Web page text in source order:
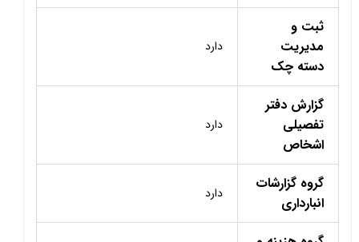
ثبت و
مدیریت
دسته چک
دارد
گزارش دفتر
تفصیلی
اشخاص
دارد
گروه گزارشات
انبارداری
دارد